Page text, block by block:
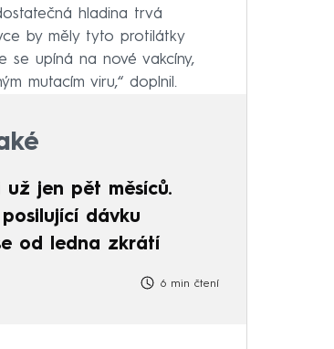
hladina trvá
by měly tyto protilátky
se upíná na nové vakcíny,
mutacím viru,“ doplnil.
už jen pět měsíců.
dávku
od ledna zkrátí
6 min čtení